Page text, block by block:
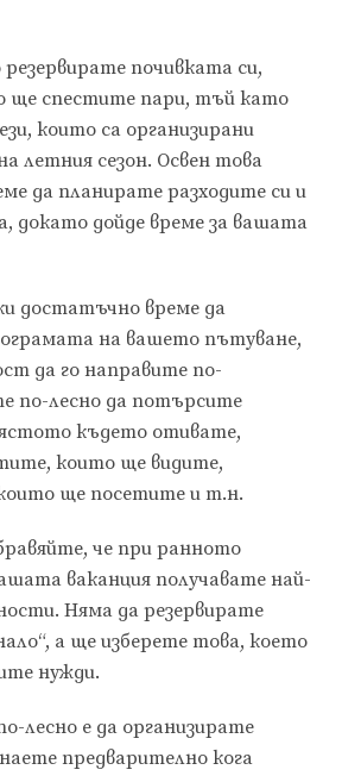
почивката си,
ще спестите пари, тъй като
които са организирани
летния сезон. Освен това
да планирате разходите си и
докато дойде време за вашата
достатъчно време да
на вашето пътуване,
да го направите по-
по-лесно да потърсите
където отивате,
които ще видите,
ще посетите и т.н.
че при ранното
ваканция получавате най-
Няма да резервирате
а ще изберете това, което
нужди.
лесно е да организирате
предварително кога